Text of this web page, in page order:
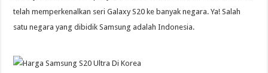
telah memperkenalkan seri Galaxy S20 ke banyak negara. Ya! Salah
satu negara yang dibidik Samsung adalah Indonesia.